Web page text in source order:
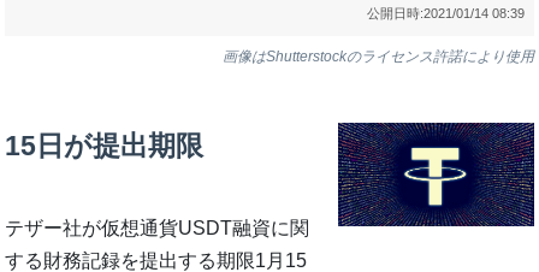
公開日時:2021/01/14 08:39
画像はShutterstockのライセンス許諾により使用
15日が提出期限
テザー社が仮想通貨USDT融資に関
する財務記録を提出する期限1月15